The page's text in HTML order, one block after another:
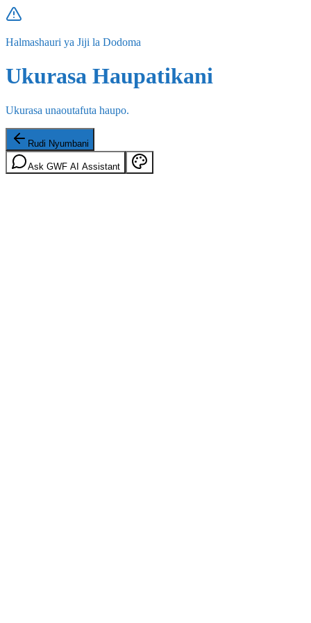
Halmashauri ya Jiji la Dodoma
Ukurasa Haupatikani
Ukurasa unaoutafuta haupo.
Rudi Nyumbani
Ask GWF AI Assistant